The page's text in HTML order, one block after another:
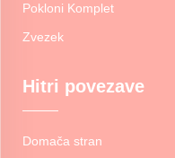
Pokloni Komplet
Zvezek
Hitri povezave
Domača stran